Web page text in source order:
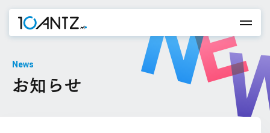
News
お知らせ